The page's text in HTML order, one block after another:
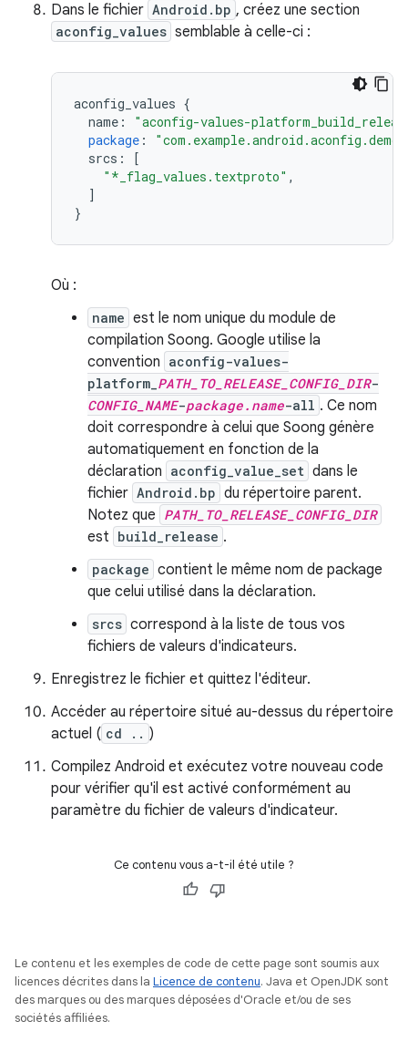
Dans le fichier Android.bp , créez une section
aconfig_values semblable à celle-ci :
aconfig_values {
name :
"aconfig-values-
package :
srcs :
[
"*_flag_values.textproto" ,
]
}
Où :
name est le nom unique du module de
compilation Soong. Google utilise la
convention aconfig-values-
platform_ PATH_TO_RELEASE_CONFIG_DIR-
CONFIG_NAME-package.name-all . Ce nom
doit correspondre à celui que Soong génère
automatiquement en fonction de la
déclaration aconfig_value_set dans le
fichier Android.bp du répertoire parent.
Notez que PATH_TO_RELEASE_CONFIG_DIR
est build_release .
package contient le même nom de package
que celui utilisé dans la déclaration.
srcs correspond à la liste de tous vos
fichiers de valeurs d'indicateurs.
Enregistrez le fichier et quittez l'éditeur.
Accéder au répertoire situé au-dessus du répertoire
actuel ( cd .. )
Compilez Android et exécutez votre nouveau code
pour vérifier qu'il est activé conformément au
paramètre du fichier de valeurs d'indicateur.
Ce contenu vous a-t-il été utile ?
Le contenu et les exemples de code de cette page sont soumis aux
licences décrites dans la Licence de contenu. Java et OpenJDK sont
des marques ou des marques déposées d'Oracle et/ou de ses
sociétés affiliées.